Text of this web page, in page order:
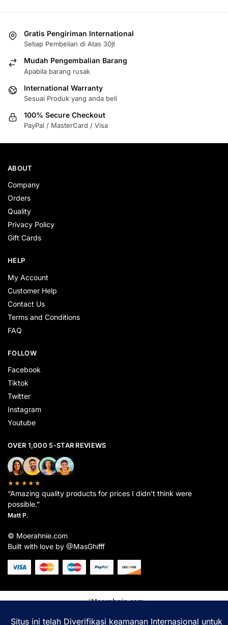
Gratis Pengiriman International
Setiap Pembelian di Atas 30jt
Mudah Pengembalian Barang
Apabila barang rusak
International Warranty
Sesuai Produk yang anda beli
100% Secure Checkout
PayPal / MasterCard / Visa
ABOUT
Company
Orders
Quality
Privacy Policy
Gift Cards
HELP
My Account
Customer Help
Contact Us
Terms and Conditions
FAQ
FOLLOW
Facebook
Tiktok
Twitter
Instagram
Youtube
OVER 1,000 5-STAR REVIEWS
★★★★★
“Amazing quality products for prices I didn’t think were
possible.”
Matt P.
© Moerahnie.com
Built with love by @MasGhifff
Moerahnie.com
pengalaman belanja terbaik Anda.